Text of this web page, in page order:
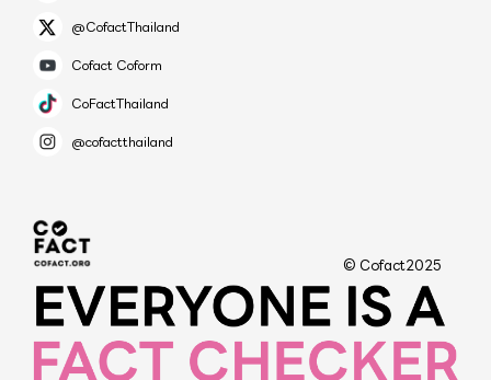
@CofactThailand
Cofact Coform
CoFactThailand
@cofactthailand
© Cofact2025